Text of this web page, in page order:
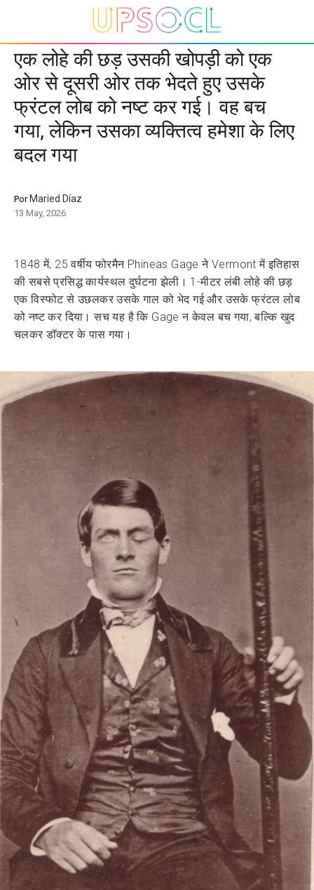
एक लोहे की छड़ उसकी खोपड़ी को एक
ओर से दूसरी ओर तक भेदते हुए उसके
फ्रंटल लोब को नष्ट कर गई। वह बच
गया, लेकिन उसका व्यक्तित्व हमेशा के लिए
बदल गया
Por Maried Díaz
13 May, 2026
1848 में, 25 वर्षीय फोरमैन Phineas Gage ने Vermont में इतिहास
की सबसे प्रसिद्ध कार्यस्थल दुर्घटना झेली। 1-मीटर लंबी लोहे की छड़
एक विस्फोट से उछलकर उसके गाल को भेद गई और उसके फ्रंटल लोब
को नष्ट कर दिया। सच यह है कि Gage न केवल बच गया, बल्कि खुद
चलकर डॉक्टर के पास गया।